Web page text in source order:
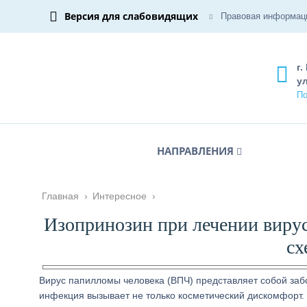
Версия для слабовидящих Правовая
НАПРАВЛЕНИЯ
Главная › Интересное ›
Изопринозин при лечении
Вирус папилломы человека (ВПЧ) представляет собой
инфекция вызывает не только косметический